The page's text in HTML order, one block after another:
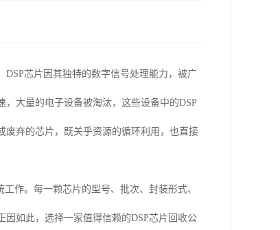
芯片因其独特的数字信号处理能力，被广
大量的电子设备被淘汰，这些设备中的DSP
废弃的芯片，既关乎资源的循环利用，也直接
作。每一颗芯片的型号、批次、封装形式、
如此，选择一家值得信赖的DSP芯片回收公